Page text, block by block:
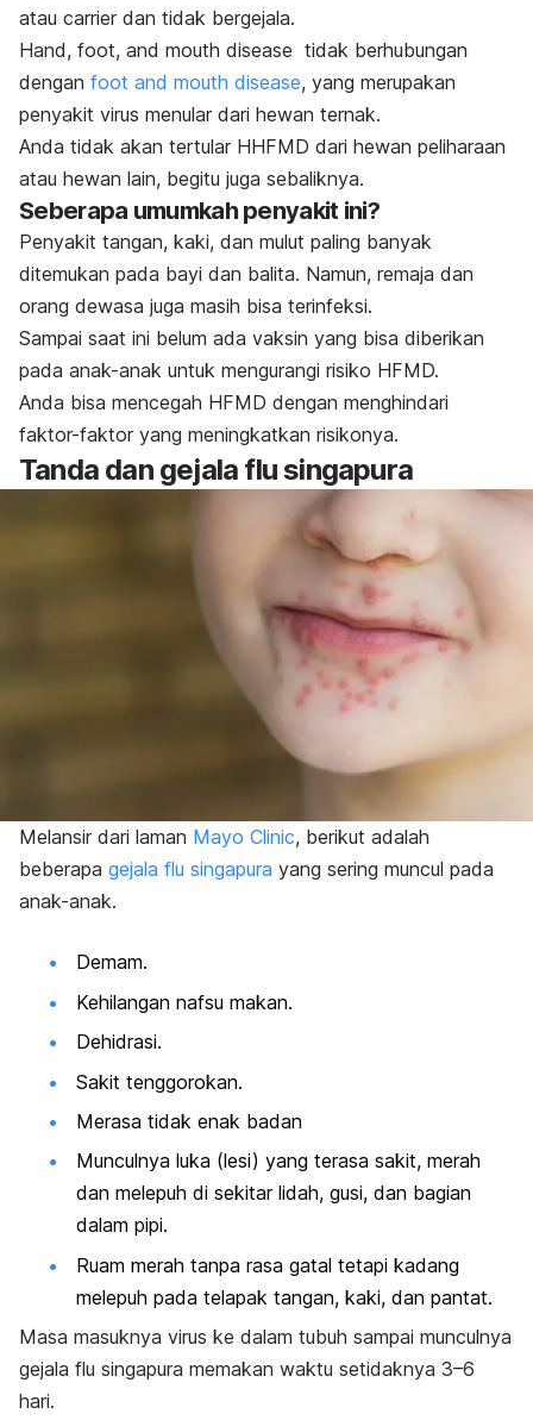
atau carrier dan tidak bergejala.
Hand, foot, and mouth disease tidak berhubungan
dengan foot and mouth disease, yang merupakan
penyakit virus menular dari hewan ternak.
Anda tidak akan tertular HHFMD dari hewan peliharaan
atau hewan lain, begitu juga sebaliknya.
Seberapa umumkah penyakit ini?
Penyakit tangan, kaki, dan mulut paling banyak
ditemukan pada bayi dan balita. Namun, remaja dan
orang dewasa juga masih bisa terinfeksi.
Sampai saat ini belum ada vaksin yang bisa diberikan
pada anak-anak untuk mengurangi risiko HFMD.
Anda bisa mencegah HFMD dengan menghindari
faktor-faktor yang meningkatkan risikonya.
Tanda dan gejala flu singapura
Melansir dari laman Mayo Clinic, berikut adalah
beberapa gejala flu singapura yang sering muncul pada
anak-anak.
Demam.
Kehilangan nafsu makan.
Dehidrasi.
Sakit tenggorokan.
Merasa tidak enak badan
Munculnya luka (lesi) yang terasa sakit, merah
dan melepuh di sekitar lidah, gusi, dan bagian
dalam pipi.
Ruam merah tanpa rasa gatal tetapi kadang
melepuh pada telapak tangan, kaki, dan pantat.
Masa masuknya virus ke dalam tubuh sampai munculnya
gejala flu singapura memakan waktu setidaknya 3–6
hari.